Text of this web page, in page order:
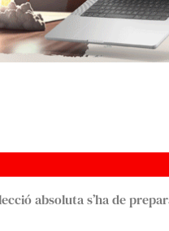
absoluta s’ha de